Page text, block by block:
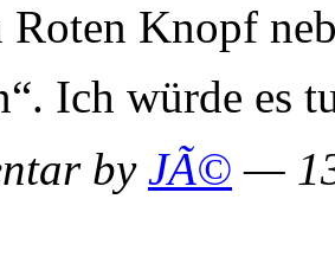
Roten Knopf
Ich würde es
by JÃ© —